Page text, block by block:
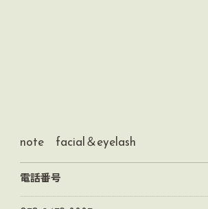
note facial＆eyelash
電話番号